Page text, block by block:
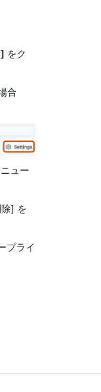
をク
合
ュー
] を
プライ